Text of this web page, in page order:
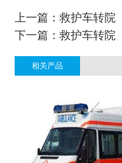
上一篇： 救护车转院
下一篇： 救护车转院
相关产品